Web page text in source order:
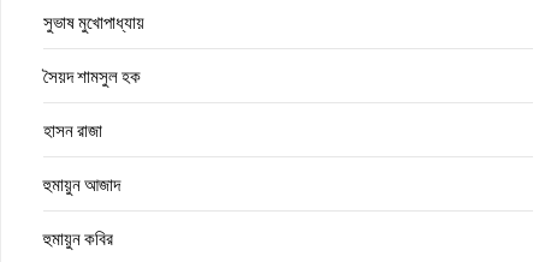
সুভাষ মুখোপাধ্যায়
সৈয়দ শামসুল হক
হাসন রাজা
হুমায়ুন আজাদ
হুমায়ুন কবির